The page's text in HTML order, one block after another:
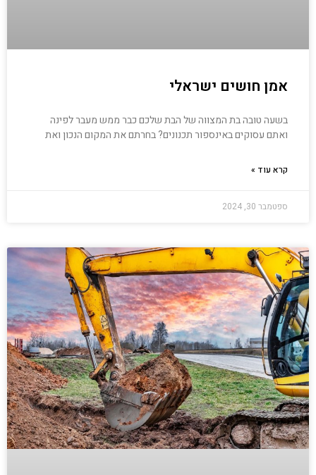
אמן חושים ישראלי
בשעה טובה בת המצווה של הבת שלכם כבר ממש מעבר לפינה
ואתם עסוקים באינספור תכנונים? בחרתם את המקום הנכון ואת
קרא עוד »
ספטמבר 30, 2024